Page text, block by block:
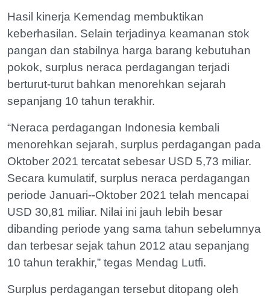
Hasil kinerja Kemendag membuktikan
keberhasilan. Selain terjadinya keamanan stok
pangan dan stabilnya harga barang kebutuhan
pokok, surplus neraca perdagangan terjadi
berturut-turut bahkan menorehkan sejarah
sepanjang 10 tahun terakhir.
“Neraca perdagangan Indonesia kembali
menorehkan sejarah, surplus perdagangan pada
Oktober 2021 tercatat sebesar USD 5,73 miliar.
Secara kumulatif, surplus neraca perdagangan
periode Januari--Oktober 2021 telah mencapai
USD 30,81 miliar. Nilai ini jauh lebih besar
dibanding periode yang sama tahun sebelumnya
dan terbesar sejak tahun 2012 atau sepanjang
10 tahun terakhir,” tegas Mendag Lutfi.
Surplus perdagangan tersebut ditopang oleh